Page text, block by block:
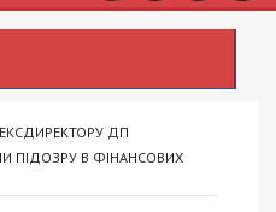
ЕКСДИРЕКТОРУ ДП
ПІДОЗРУ В ФІНАНСОВИХ